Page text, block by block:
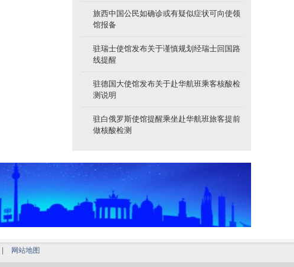
旅西中国公民如确诊或有疑似症状可向使领
馆报备
驻瑞士使馆发布关于谨慎规划经瑞士回国路
线提醒
驻德国大使馆发布关于赴华航班乘客核酸检
测说明
驻白俄罗斯使馆提醒乘坐赴华航班旅客提前
做核酸检测
网站地图